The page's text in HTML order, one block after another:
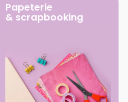
Papeterie
& scrapbooking